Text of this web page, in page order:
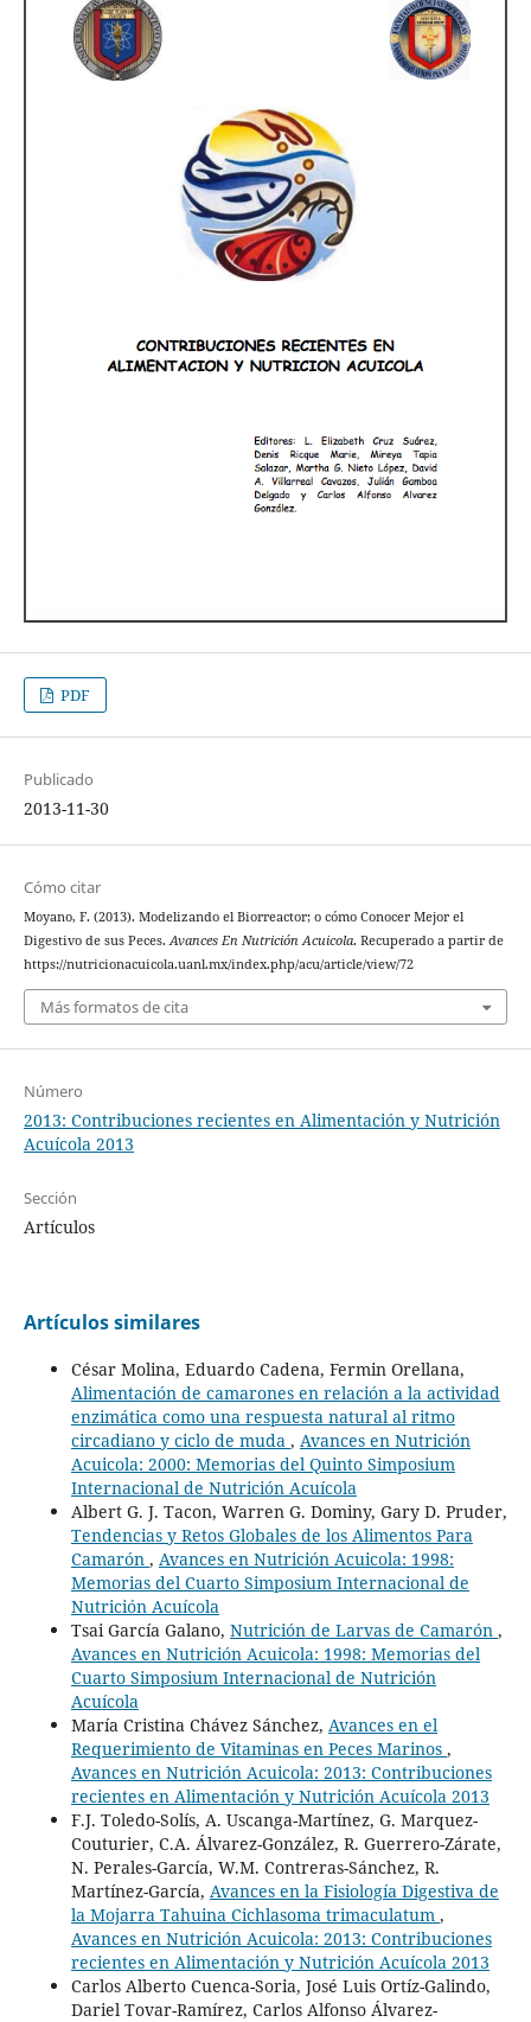
PDF
Publicado
2013-11-30
Cómo citar
Moyano, F. (2013). Modelizando el Biorreactor; o cómo Conocer Mejor el
Digestivo de sus Peces.Avances En Nutrición Acuicola. Recuperado a partir de
https://nutricionacuicola.uanl.mx/index.php/acu/article/view/72
Más formatos de cita
Número
2013: Contribuciones recientes en Alimentación y Nutrición
Acuícola 2013
Sección
Artículos
Artículos similares
César Molina, Eduardo Cadena, Fermin Orellana,
Alimentación de camarones en relación a la actividad
enzimática como una respuesta natural al ritmo
circadiano y ciclo de muda , Avances en Nutrición
Acuicola: 2000: Memorias del Quinto Simposium
Internacional de Nutrición Acuícola
Albert G. J. Tacon, Warren G. Dominy, Gary D. Pruder,
Tendencias y Retos Globales de los Alimentos Para
Camarón , Avances en Nutrición Acuicola: 1998:
Memorias del Cuarto Simposium Internacional de
Nutrición Acuícola
Tsai García Galano, Nutrición de Larvas de Camarón ,
Avances en Nutrición Acuicola: 1998: Memorias del
Cuarto Simposium Internacional de Nutrición
Acuícola
María Cristina Chávez Sánchez, Avances en el
Requerimiento de Vitaminas en Peces Marinos ,
Avances en Nutrición Acuicola: 2013: Contribuciones
recientes en Alimentación y Nutrición Acuícola 2013
F.J. Toledo-Solís, A. Uscanga-Martínez, G. Marquez-
Couturier, C.A. Álvarez-González, R. Guerrero-Zárate,
N. Perales-García, W.M. Contreras-Sánchez, R.
Martínez-García, Avances en la Fisiología Digestiva de
la Mojarra Tahuina Cichlasoma trimaculatum ,
Avances en Nutrición Acuicola: 2013: Contribuciones
recientes en Alimentación y Nutrición Acuícola 2013
Carlos Alberto Cuenca-Soria, José Luis Ortíz-Galindo,
Dariel Tovar-Ramírez, Carlos Alfonso Álvarez-